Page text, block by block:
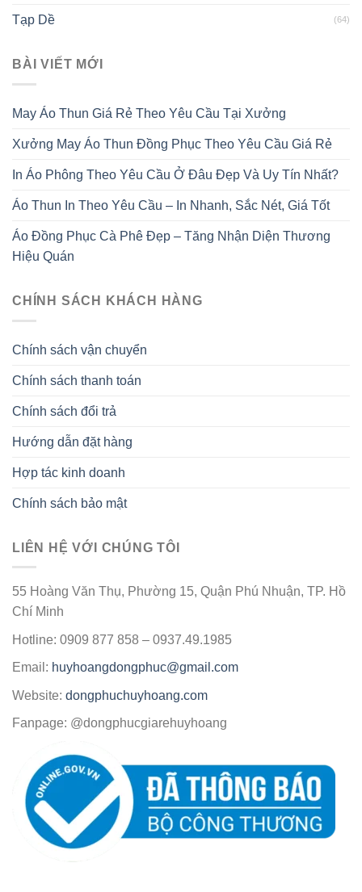
Tạp Dề (64)
BÀI VIẾT MỚI
May Áo Thun Giá Rẻ Theo Yêu Cầu Tại Xưởng
Xưởng May Áo Thun Đồng Phục Theo Yêu Cầu Giá Rẻ
In Áo Phông Theo Yêu Cầu Ở Đâu Đẹp Và Uy Tín Nhất?
Áo Thun In Theo Yêu Cầu – In Nhanh, Sắc Nét, Giá Tốt
Áo Đồng Phục Cà Phê Đẹp – Tăng Nhận Diện Thương
Hiệu Quán
CHÍNH SÁCH KHÁCH HÀNG
Chính sách vận chuyển
Chính sách thanh toán
Chính sách đổi trả
Hướng dẫn đặt hàng
Hợp tác kinh doanh
Chính sách bảo mật
LIÊN HỆ VỚI CHÚNG TÔI
55 Hoàng Văn Thụ, Phường 15, Quận Phú Nhuận, TP. Hồ
Chí Minh
Hotline: 0909 877 858 – 0937.49.1985
Email: huyhoangdongphuc@gmail.com
Website: dongphuchuyhoang.com
Fanpage: @dongphucgiarehuyhoang